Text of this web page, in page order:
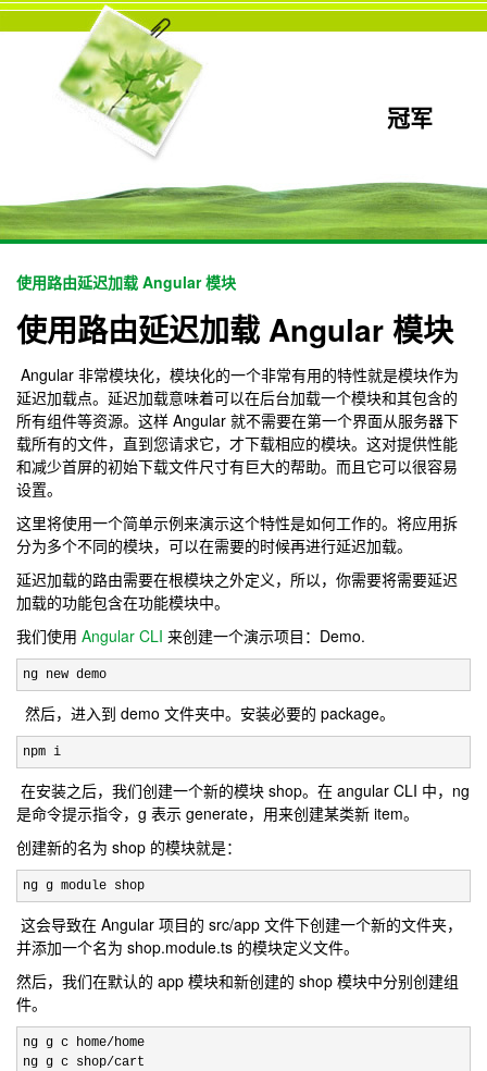
冠军
使用路由延迟加载 Angular 模块
使用路由延迟加载 Angular 模块
Angular 非常模块化，模块化的一个非常有用的特性就是模块作为
延迟加载点。延迟加载意味着可以在后台加载一个模块和其包含的
所有组件等资源。这样 Angular 就不需要在第一个界面从服务器下
载所有的文件，直到您请求它，才下载相应的模块。这对提供性能
和减少首屏的初始下载文件尺寸有巨大的帮助。而且它可以很容易
设置。
这里将使用一个简单示例来演示这个特性是如何工作的。将应用拆
分为多个不同的模块，可以在需要的时候再进行延迟加载。
延迟加载的路由需要在根模块之外定义，所以，你需要将需要延迟
加载的功能包含在功能模块中。
我们使用 Angular CLI 来创建一个演示项目：Demo.
ng new demo
然后，进入到 demo 文件夹中。安装必要的 package。
npm i
在安装之后，我们创建一个新的模块 shop。在 angular CLI 中，ng
是命令提示指令，g 表示 generate，用来创建某类新 item。
创建新的名为 shop 的模块就是：
ng g module shop
这会导致在 Angular 项目的 src/app 文件下创建一个新的文件夹，
并添加一个名为 shop.module.ts 的模块定义文件。
然后，我们在默认的 app 模块和新创建的 shop 模块中分别创建组
件。
ng g c home/home
ng g c shop/cart